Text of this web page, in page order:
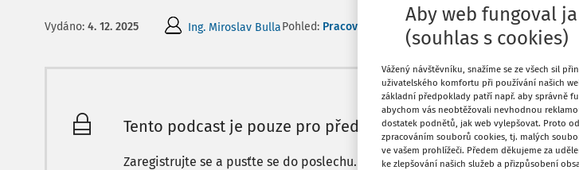
Vydáno: 4. 12. 2025 Ing. Miroslav BullaPohled: Pracovněprávní aktuality
Máte
Tento podcast je pouze pro předplatitele
Zaregistrujte se a pusťte se do poslechu.
Aby web fungoval
(souhlas s cookies)
Vážený návštěvníku, snažíme se ze všech sil
uživatelského komfortu při používání našich
základní předpoklady patří např. aby správně
abychom vás neobtěžovali nevhodnou
dostatek podnětů, jak web vylepšovat. Proto
zpracováním souborů cookies, tj. malých
ve vašem prohlížeči. Předem děkujeme za
ke zlepšování našich služeb a přizpůsobení